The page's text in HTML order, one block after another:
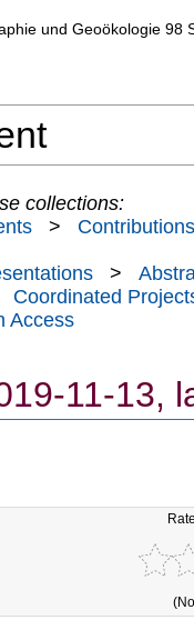
und Geoökologie 98
collections:
>
>
Coordinated
Access
11-13,